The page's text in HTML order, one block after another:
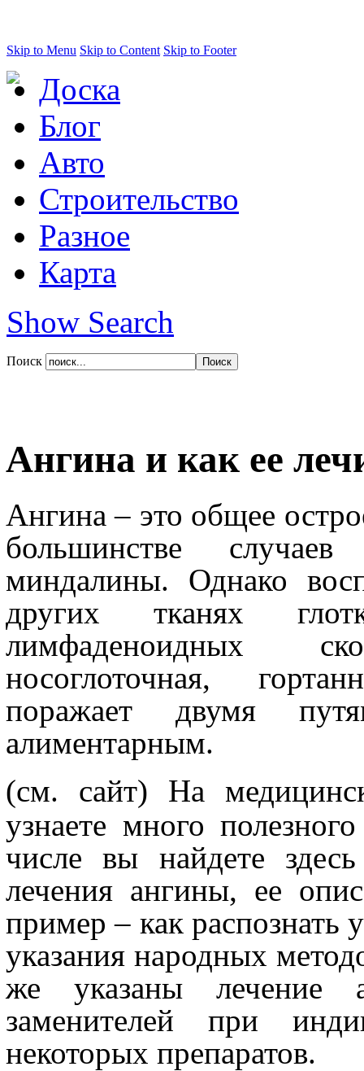
Skip to Menu Skip to Content Skip to Footer
Доска
Блог
Авто
Строительство
Разное
Карта
Show Search
Поиск
Ангина и как ее
Ангина – это общее
большинстве
миндалины. Однако
других тканях
лимфаденоидных
носоглоточная,
поражает двумя
алиментарным.
(см. сайт) На
узнаете много
числе вы найдете
лечения ангины, ее
пример – как распознать
указания народных
же указаны лечение
заменителей при
некоторых препаратов.